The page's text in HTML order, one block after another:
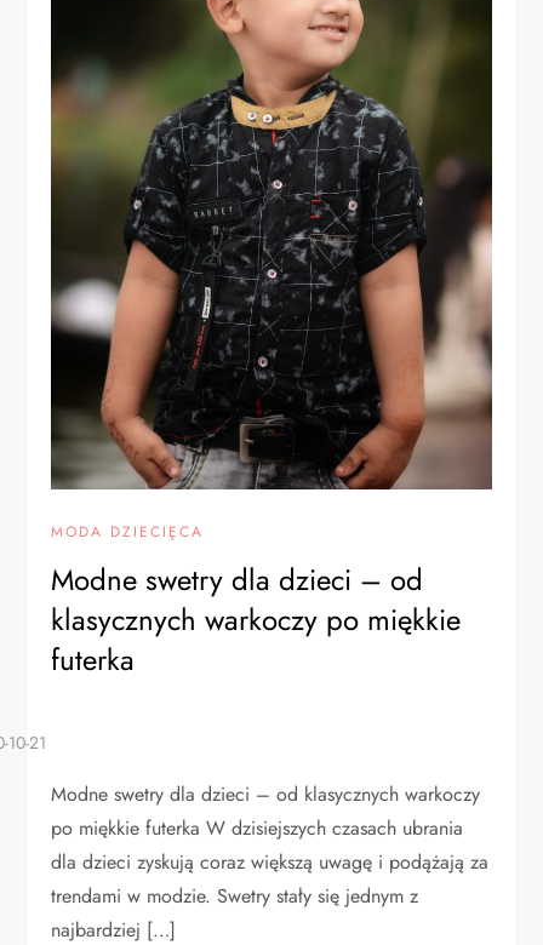
MODA DZIECIĘCA
Modne swetry dla dzieci – od
klasycznych warkoczy po miękkie
futerka
Modne swetry dla dzieci – od klasycznych warkoczy
po miękkie futerka W dzisiejszych czasach ubrania
dla dzieci zyskują coraz większą uwagę i podążają za
trendami w modzie. Swetry stały się jednym z
najbardziej […]